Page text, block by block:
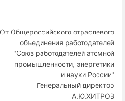
От Общероссийского отраслевого
объединения работодателей
"Союз работодателей атомной
промышленности, энергетики
и науки России"
Генеральный директор
А.Ю.ХИТРОВ